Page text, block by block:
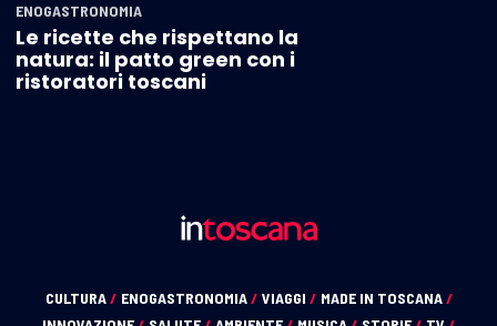
ENOGASTRONOMIA
Le ricette che rispettano la
natura: il patto green con i
ristoratori toscani
CULTURA/ ENOGASTRONOMIA/ VIAGGI / MADE IN TOSCANA/